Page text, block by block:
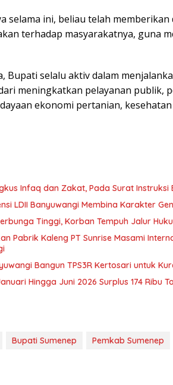
selama ini, beliau telah
terhadap masyarakatnya, guna
Bupati selalu aktiv dalam
meningkatkan pelayanan publik,
ekonomi pertanian, kesehatan
Infaq dan Zakat, Pada Surat Instruksi
LDII Banyuwangi Membina Karakter
Tinggi, Korban Tempuh Jalur
Pabrik Kaleng PT Sunrise Masami
Bangun TPS3R Kertosari untuk
Hingga Juni 2026 Surplus 174 Ribu
Bupati Sumenep Pemkab Sumenep